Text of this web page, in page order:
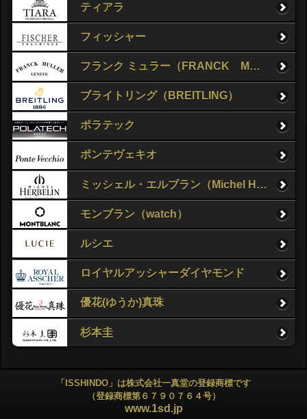
ティアラ
フィッシャー
フランク ミュラー（FRANCK MULLER）
ブライトリング（BREITLING）
ポラテック
ポンテヴェキオ
ミッシェル・エルブラン（Michel Herbelin）
モンブラン（watch）
ルシエ
ロイヤルアッシャーダイヤモンド
優花(ゆうか)真珠
杉本圭
「ISSHINDO」は株式会社一真堂の登録商標です
（登録商標第６７９０７６４号）
www.1sd.jp